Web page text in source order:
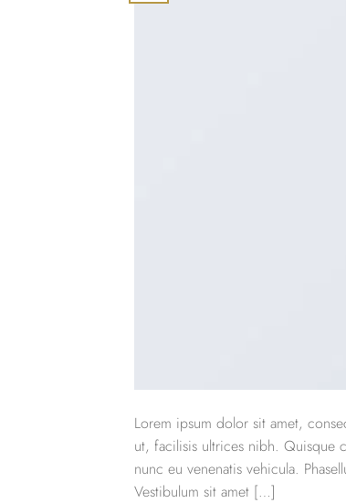
Lorem ipsum dolor sit amet,
ut, facilisis ultrices nibh. Quisque
nunc eu venenatis vehicula.
Vestibulum sit amet […]